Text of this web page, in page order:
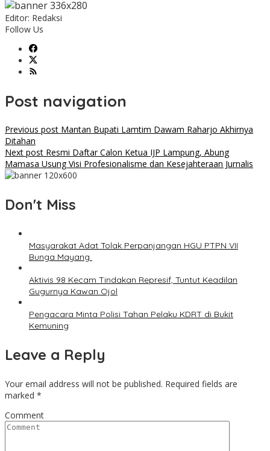
Editor: Redaksi
Follow Us
Post navigation
Previous post Mantan Bupati Lamtim Dawam Raharjo Akhirnya
Ditahan
Next post Resmi Daftar Calon Ketua IJP Lampung, Abung
Mamasa Usung Visi Profesionalisme dan Kesejahteraan Jurnalis
Don't Miss
‎Masyarakat Adat Tolak Perpanjangan HGU PTPN VII
Bunga Mayang ‎
Aktivis 98 Kecam Tindakan Represif, Tuntut Keadilan
Gugurnya Kawan Ojol
Pengacara Minta Polisi Tahan Pelaku KDRT di Bukit
Kemuning
Leave a Reply
Your email address will not be published. Required fields are
marked *
Comment